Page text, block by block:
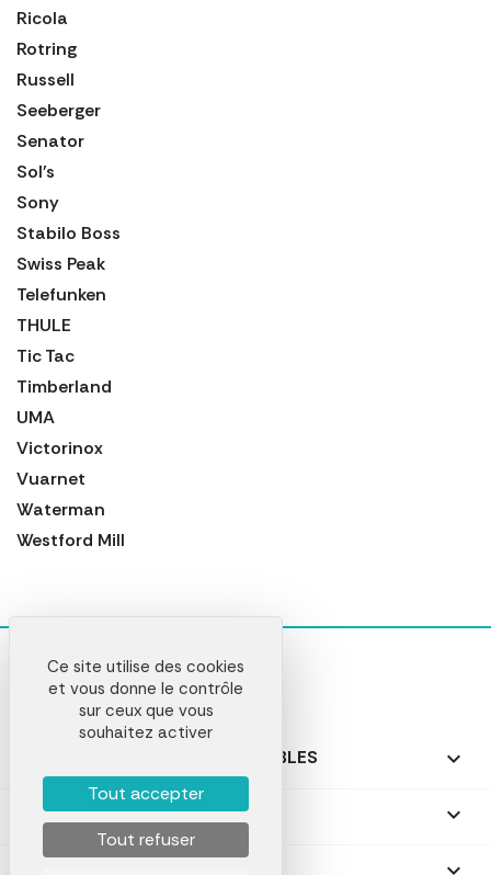
Ricola
Rotring
Russell
Seeberger
Senator
Sol's
Sony
Stabilo Boss
Swiss Peak
Telefunken
THULE
Tic Tac
Timberland
UMA
Victorinox
Vuarnet
Waterman
Westford Mill
NOS PRODUITS PERSONNALISABLES 
NOS CADEAUX PERSONNALISÉS 
Ce site utilise des cookies
et vous donne le contrôle
sur ceux que vous
souhaitez activer
Tout accepter
Tout refuser